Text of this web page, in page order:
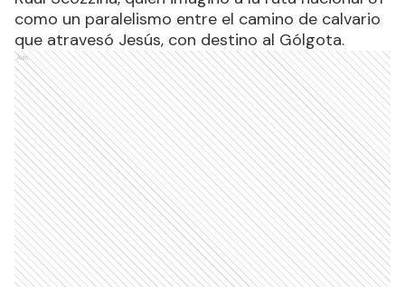
Raúl Scozzina, quien imaginó a la ruta nacional 81
como un paralelismo entre el camino de calvario
que atravesó Jesús, con destino al Gólgota.
Ads